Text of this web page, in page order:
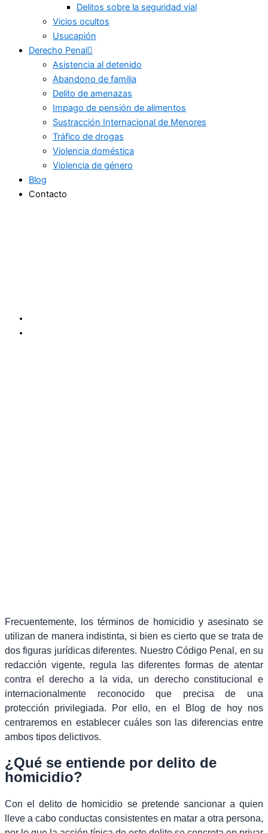
Delitos sobre la seguridad vial
Vicios ocultos
Usucapión
Derecho Penal
Asistencia al detenido
Abandono de familia
Delito de amenazas
Impago de pensión de alimentos
Sustracción Internacional de Menores
Tráfico de drogas
Violencia doméstica
Violencia de género
Blog
Contacto
Frecuentemente, los términos de homicidio y asesinato se
utilizan de manera indistinta, si bien es cierto que se trata de
dos figuras jurídicas diferentes. Nuestro Código Penal, en su
redacción vigente, regula las diferentes formas de atentar
contra el derecho a la vida, un derecho constitucional e
internacionalmente reconocido que precisa de una
protección privilegiada. Por ello, en el Blog de hoy nos
centraremos en establecer cuáles son las diferencias entre
ambos tipos delictivos.
¿Qué se entiende por delito de
homicidio?
Con el delito de homicidio se pretende sancionar a quien
lleve a cabo conductas consistentes en matar a otra persona,